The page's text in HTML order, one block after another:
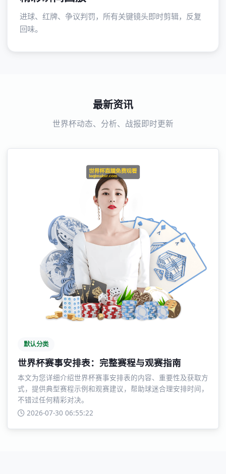
进球、红牌、争议判罚，所有关键镜头即时剪辑，反复
回味。
最新资讯
世界杯动态、分析、战报即时更新
默认分类
世界杯赛事安排表：完整赛程与观赛指南
本文为您详细介绍世界杯赛事安排表的内容、重要性及获取方
式，提供典型赛程示例和观赛建议，帮助球迷合理安排时间，
不错过任何精彩对决。
2026-07-30 06:55:22